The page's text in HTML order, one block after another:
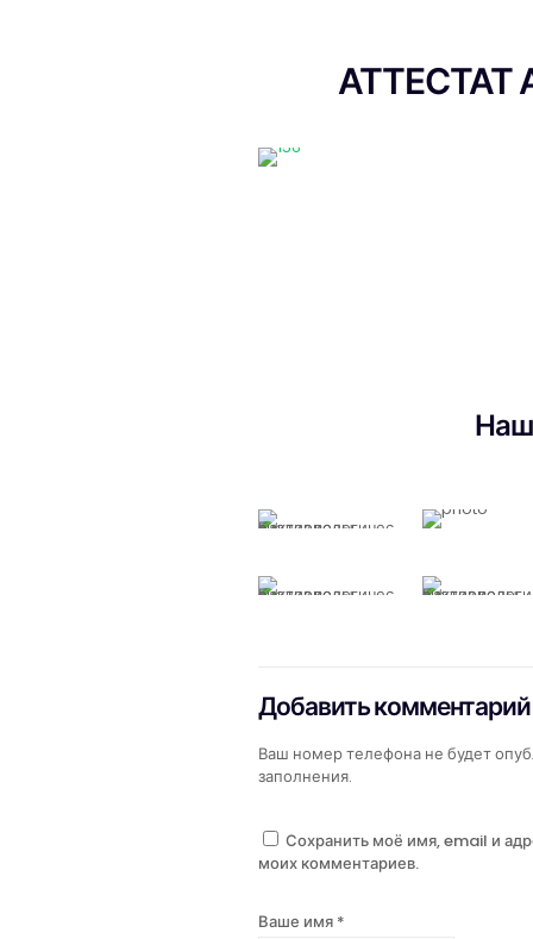
Добавить комментарий
Ваш номер телефона не будет
заполнения.
Ваше имя *
Сохранить моё имя, email и
моих комментариев.